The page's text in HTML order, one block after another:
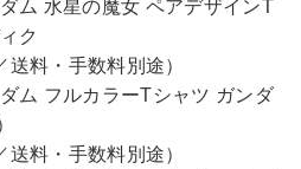
ム 水星の魔女 ペアデザインT
ク
送料・手数料別途）
ム フルカラーTシャツ ガンダ
送料・手数料別途）